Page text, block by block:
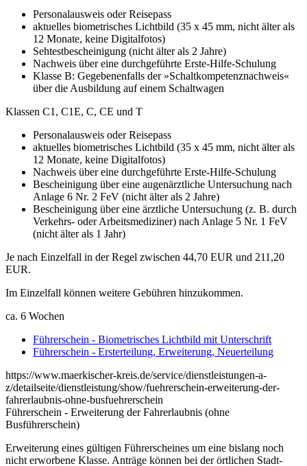
Personalausweis oder Reisepass
aktuelles biometrisches Lichtbild (35 x 45 mm, nicht älter als
12 Monate, keine Digitalfotos)
Sehtestbescheinigung (nicht älter als 2 Jahre)
Nachweis über eine durchgeführte Erste-Hilfe-Schulung
Klasse B: Gegebenenfalls der »Schaltkompetenznachweis«
über die Ausbildung auf einem Schaltwagen
Klassen C1, C1E, C, CE und T
Personalausweis oder Reisepass
aktuelles biometrisches Lichtbild (35 x 45 mm, nicht älter als
12 Monate, keine Digitalfotos)
Nachweis über eine durchgeführte Erste-Hilfe-Schulung
Bescheinigung über eine augenärztliche Untersuchung nach
Anlage 6 Nr. 2 FeV (nicht älter als 2 Jahre)
Bescheinigung über eine ärztliche Untersuchung (z. B. durch
Verkehrs- oder Arbeitsmediziner) nach Anlage 5 Nr. 1 FeV
(nicht älter als 1 Jahr)
Je nach Einzelfall in der Regel zwischen 44,70 EUR und 211,20
EUR.
Im Einzelfall können weitere Gebühren hinzukommen.
ca. 6 Wochen
Führerschein - Biometrisches Lichtbild mit Unterschrift
Führerschein - Ersterteilung, Erweiterung, Neuerteilung
https://www.maerkischer-kreis.de/service/dienstleistungen-a-
z/detailseite/dienstleistung/show/fuehrerschein-erweiterung-der-
fahrerlaubnis-ohne-busfuehrerschein
Führerschein - Erweiterung der Fahrerlaubnis (ohne
Busführerschein)
Erweiterung eines gültigen Führerscheines um eine bislang noch
nicht erworbene Klasse. Anträge können bei der örtlichen Stadt-